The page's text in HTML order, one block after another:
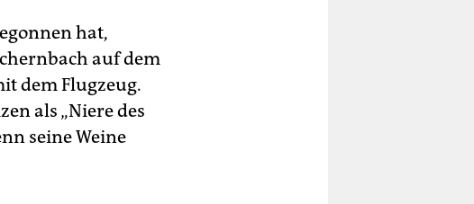
hat,
auf dem
dem Flugzeug.
als „Niere des
seine Weine